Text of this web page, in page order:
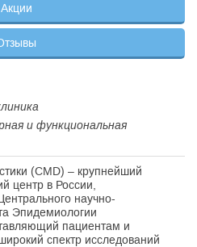
Акции
и функциональная
(CMD) – крупнейший
центр в России,
научно-
Эпидемиологии
пациентам и
спектр исследований